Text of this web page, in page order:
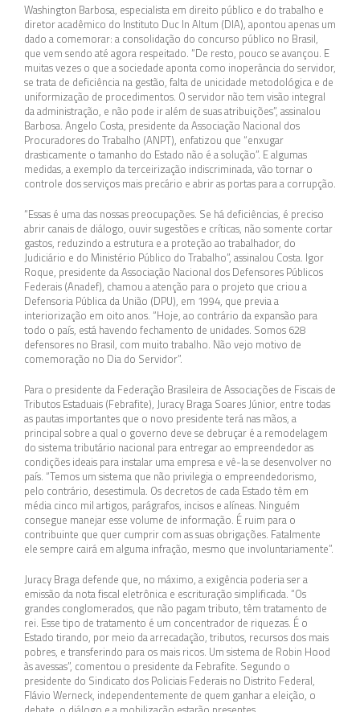
Washington Barbosa, especialista em direito público e do trabalho e
diretor acadêmico do Instituto Duc In Altum (DIA), apontou apenas um
dado a comemorar: a consolidação do concurso público no Brasil,
que vem sendo até agora respeitado. “De resto, pouco se avançou. E
muitas vezes o que a sociedade aponta como inoperância do servidor,
se trata de deficiência na gestão, falta de unicidade metodológica e de
uniformização de procedimentos. O servidor não tem visão integral
da administração, e não pode ir além de suas atribuições”, assinalou
Barbosa. Angelo Costa, presidente da Associação Nacional dos
Procuradores do Trabalho (ANPT), enfatizou que “enxugar
drasticamente o tamanho do Estado não é a solução”. E algumas
medidas, a exemplo da terceirização indiscriminada, vão tornar o
controle dos serviços mais precário e abrir as portas para a corrupção.
“Essas é uma das nossas preocupações. Se há deficiências, é preciso
abrir canais de diálogo, ouvir sugestões e críticas, não somente cortar
gastos, reduzindo a estrutura e a proteção ao trabalhador, do
Judiciário e do Ministério Público do Trabalho”, assinalou Costa. Igor
Roque, presidente da Associação Nacional dos Defensores Públicos
Federais (Anadef), chamou a atenção para o projeto que criou a
Defensoria Pública da União (DPU), em 1994, que previa a
interiorização em oito anos. “Hoje, ao contrário da expansão para
todo o país, está havendo fechamento de unidades. Somos 628
defensores no Brasil, com muito trabalho. Não vejo motivo de
comemoração no Dia do Servidor”.
Para o presidente da Federação Brasileira de Associações de Fiscais de
Tributos Estaduais (Febrafite), Juracy Braga Soares Júnior, entre todas
as pautas importantes que o novo presidente terá nas mãos, a
principal sobre a qual o governo deve se debruçar é a remodelagem
do sistema tributário nacional para entregar ao empreendedor as
condições ideais para instalar uma empresa e vê-la se desenvolver no
país. “Temos um sistema que não privilegia o empreendedorismo,
pelo contrário, desestimula. Os decretos de cada Estado têm em
média cinco mil artigos, parágrafos, incisos e alíneas. Ninguém
consegue manejar esse volume de informação. É ruim para o
contribuinte que quer cumprir com as suas obrigações. Fatalmente
ele sempre cairá em alguma infração, mesmo que involuntariamente”.
Juracy Braga defende que, no máximo, a exigência poderia ser a
emissão da nota fiscal eletrônica e escrituração simplificada. “Os
grandes conglomerados, que não pagam tributo, têm tratamento de
rei. Esse tipo de tratamento é um concentrador de riquezas. É o
Estado tirando, por meio da arrecadação, tributos, recursos dos mais
pobres, e transferindo para os mais ricos. Um sistema de Robin Hood
às avessas”, comentou o presidente da Febrafite. Segundo o
presidente do Sindicato dos Policiais Federais no Distrito Federal,
Flávio Werneck, independentemente de quem ganhar a eleição, o